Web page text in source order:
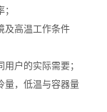
及高温工作条件
户的实际需要；
量，低温与容器量